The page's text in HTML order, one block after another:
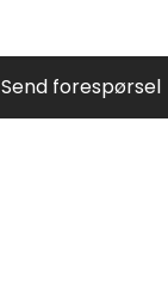
Send forespørsel